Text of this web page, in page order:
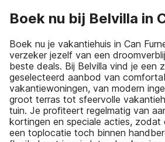
Boek nu bij Belvilla in
Boek nu je vakantiehuis in Can
verzeker jezelf van een
beste deals. Bij Belvilla vind je een
geselecteerd aanbod van
vakantiewoningen, van modern
groot terras tot sfeervolle
tuin. Je profiteert regelmatig van
kortingen en speciale acties, zodat
een toplocatie toch binnen